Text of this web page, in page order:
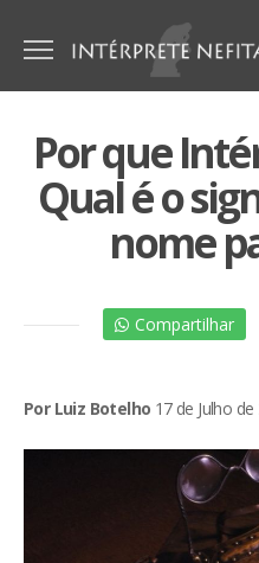
Por que
Qual é o
nome
Compartilhar
Por Luiz Botelho 17 de Julho de